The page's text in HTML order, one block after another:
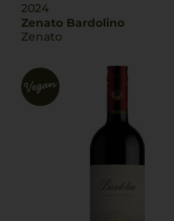
2024
Zenato Bardolino
Zenato